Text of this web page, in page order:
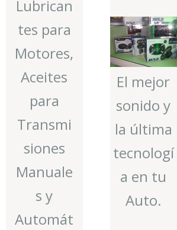
Lubrican
tes para
Motores,
Aceites
para
Transmi
siones
Manuale
s y
Automát
El mejor
sonido y
la última
tecnologí
a en tu
Auto.